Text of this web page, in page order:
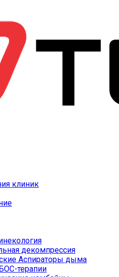
клиник
декомпрессия
Аспираторы дыма
терапии